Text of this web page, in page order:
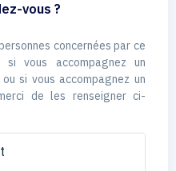
vous ?
concernées par ce
si vous accompagnez un
si vous accompagnez un
de les renseigner ci-